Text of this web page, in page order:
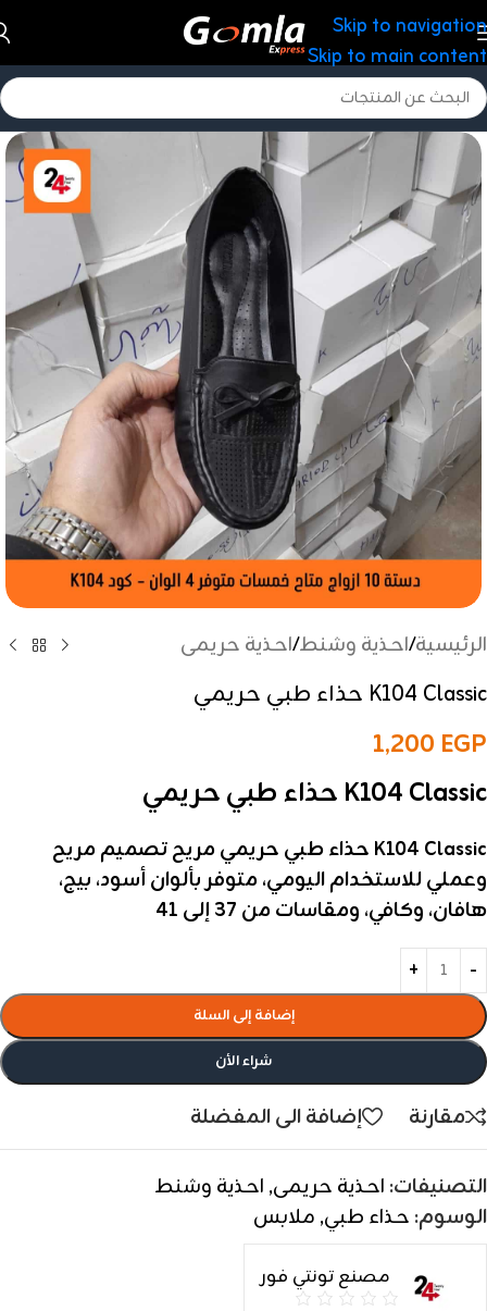
Skip to navigation
Skip to main content
الرئيسية/احذية وشنط/احذية حريمى
K104 Classic حذاء طبي حريمي
1,200 EGP
K104 Classic حذاء طبي حريمي
K104 Classic حذاء طبي حريمي مريح تصميم مريح
وعملي للاستخدام اليومي، متوفر بألوان أسود، بيج،
هافان، وكافي، ومقاسات من 37 إلى 41
إضافة إلى السلة
شراء الأن
مقارنة إضافة الى المفضلة
التصنيفات: احذية حريمى, احذية وشنط
الوسوم: حذاء طبي, ملابس
مصنع تونتي فور